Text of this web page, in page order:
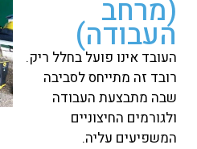
(מרחב
העבודה)
העובד אינו פועל בחלל ריק.
רובד זה מתייחס לסביבה
שבה מתבצעת העבודה
ולגורמים החיצוניים
המשפיעים עליה.